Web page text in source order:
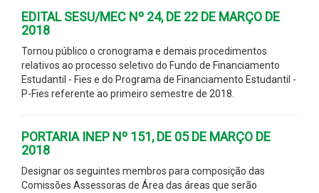
EDITAL SESU/MEC Nº 24, DE 22 DE MARÇO DE
2018
Tornou público o cronograma e demais procedimentos
relativos ao processo seletivo do Fundo de Financiamento
Estudantil - Fies e do Programa de Financiamento Estudantil -
P-Fies referente ao primeiro semestre de 2018.
PORTARIA INEP Nº 151, DE 05 DE MARÇO DE
2018
Designar os seguintes membros para composição das
Comissões Assessoras de Área das áreas que serão